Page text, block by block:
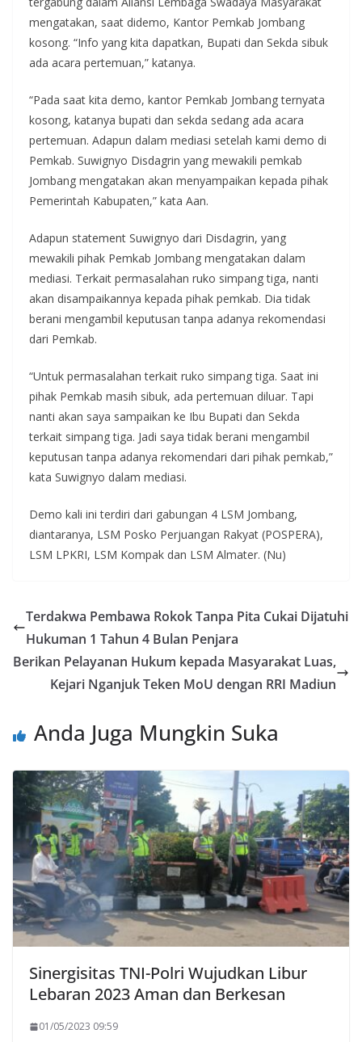
mengatakan, saat didemo, Kantor Pemkab Jombang
kosong. “Info yang kita dapatkan, Bupati dan Sekda sibuk
ada acara pertemuan,” katanya.
“Pada saat kita demo, kantor Pemkab Jombang ternyata
kosong, katanya bupati dan sekda sedang ada acara
pertemuan. Adapun dalam mediasi setelah kami demo di
Pemkab. Suwignyo Disdagrin yang mewakili pemkab
Jombang mengatakan akan menyampaikan kepada pihak
Pemerintah Kabupaten,” kata Aan.
Adapun statement Suwignyo dari Disdagrin, yang
mewakili pihak Pemkab Jombang mengatakan dalam
mediasi. Terkait permasalahan ruko simpang tiga, nanti
akan disampaikannya kepada pihak pemkab. Dia tidak
berani mengambil keputusan tanpa adanya rekomendasi
dari Pemkab.
“Untuk permasalahan terkait ruko simpang tiga. Saat ini
pihak Pemkab masih sibuk, ada pertemuan diluar. Tapi
nanti akan saya sampaikan ke Ibu Bupati dan Sekda
terkait simpang tiga. Jadi saya tidak berani mengambil
keputusan tanpa adanya rekomendari dari pihak pemkab,”
kata Suwignyo dalam mediasi.
Demo kali ini terdiri dari gabungan 4 LSM Jombang,
diantaranya, LSM Posko Perjuangan Rakyat (POSPERA),
LSM LPKRI, LSM Kompak dan LSM Almater. (Nu)
Terdakwa Pembawa Rokok Tanpa Pita Cukai Dijatuhi
Hukuman 1 Tahun 4 Bulan Penjara
Berikan Pelayanan Hukum kepada Masyarakat Luas,
Kejari Nganjuk Teken MoU dengan RRI Madiun
Anda Juga Mungkin Suka
Sinergisitas TNI-Polri Wujudkan Libur
Lebaran 2023 Aman dan Berkesan
01/05/2023 09:59